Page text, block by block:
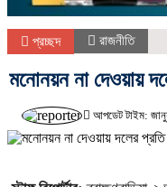
প্রচ্ছদ রাজনীতি
মনোনয়ন না দেওয়ায়
আপডেট টাইম: